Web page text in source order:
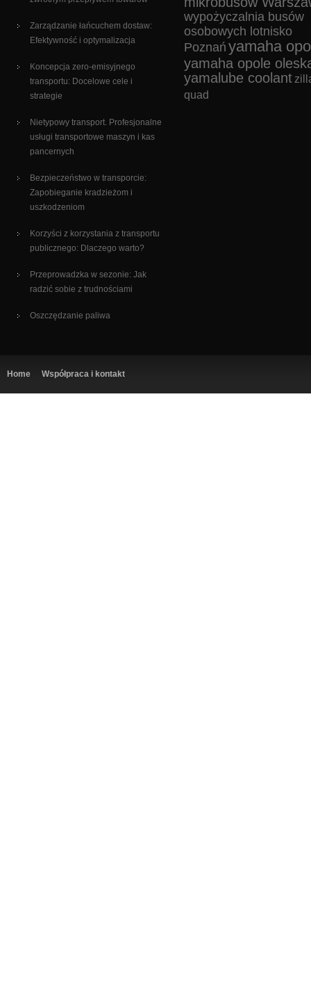
Zarządzanie łańcuchem dostaw:
Efektywność i optymalizacja
Koncepcja zero-emisyjnego
transportu: Docelowe cele i
strategie
Nietypowy transport. Profesjonalne
usługi transportowe maszyn i kas
pancernych
Bezpieczeństwo w transporcie:
Zapobieganie kradzieżom i
uszkodzeniom
Korzyści z korzystania z transportu
publicznego: Dlaczego warto?
Przeprowadzka w sezonie: Jak
radzić sobie z trudnościami
Oszczędzanie paliwa
wypożyczalnia busów
osobowych lotnisko
Poznań yamaha
yamaha opole
yamalube coolant
quad
Home Współpraca i kontakt